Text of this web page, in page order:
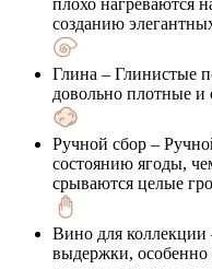
плохо нагреваются
созданию
Глина – Глинистые
довольно плотные и
Ручной сбор –
состоянию ягоды,
срываются целые
Вино для коллекции
выдержки,